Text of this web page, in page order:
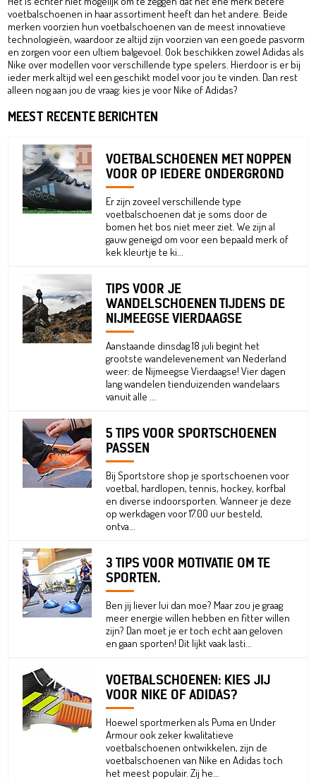
voetbalschoenen in haar assortiment heeft dan het andere. Beide
merken voorzien hun voetbalschoenen van de meest innovatieve
technologieën, waardoor ze altijd zijn voorzien van een goede pasvorm
en zorgen voor een ultiem balgevoel. Ook beschikken zowel Adidas als
Nike over modellen voor verschillende type spelers. Hierdoor is er bij
ieder merk altijd wel een geschikt model voor jou te vinden. Dan rest
alleen nog aan jou de vraag: kies je voor Nike of Adidas?
MEEST RECENTE BERICHTEN
VOETBALSCHOENEN MET NOPPEN
VOOR OP IEDERE ONDERGROND
Er zijn zoveel verschillende type
voetbalschoenen dat je soms door de
bomen het bos niet meer ziet. We zijn al
gauw geneigd om voor een bepaald merk of
kek kleurtje te ki...
TIPS VOOR JE
WANDELSCHOENEN TIJDENS DE
NIJMEEGSE VIERDAAGSE
Aanstaande dinsdag 18 juli begint het
grootste wandelevenement van Nederland
weer: de Nijmeegse Vierdaagse! Vier dagen
lang wandelen tienduizenden wandelaars
vanuit alle ...
5 TIPS VOOR SPORTSCHOENEN
PASSEN
Bij Sportstore shop je sportschoenen voor
voetbal, hardlopen, tennis, hockey, korfbal
en diverse indoorsporten. Wanneer je deze
op werkdagen voor 17.00 uur besteld,
ontva...
3 TIPS VOOR MOTIVATIE OM TE
SPORTEN.
Ben jij liever lui dan moe? Maar zou je graag
meer energie willen hebben en fitter willen
zijn? Dan moet je er toch echt aan geloven
en gaan sporten! Dit lijkt vaak lasti...
VOETBALSCHOENEN: KIES JIJ
VOOR NIKE OF ADIDAS?
Hoewel sportmerken als Puma en Under
Armour ook zeker kwalitatieve
voetbalschoenen ontwikkelen, zijn de
voetbalschoenen van Nike en Adidas toch
het meest populair. Zij he...